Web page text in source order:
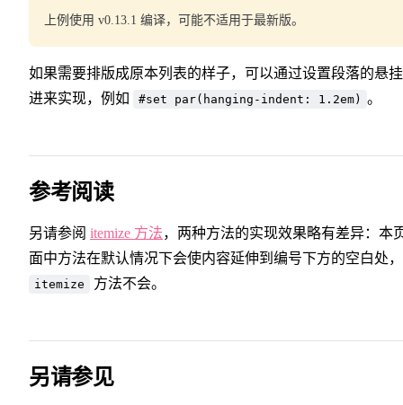
上例使用 v0.13.1 编译，可能不适用于最新版。
如果需要排版成原本列表的样子，可以通过设置段落的悬
进来实现，例如
#set par(hanging-indent: 1.2em) 。
参考阅读
另请参阅 itemize 方法，两种方法的实现效果略有差异：本
面中方法在默认情况下会使内容延伸到编号下方的空白处
itemize 方法不会。
另请参见